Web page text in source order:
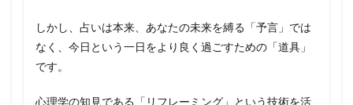
しかし、占いは本来、あなたの未来を縛る「予言」では
なく、今日という一日をより良く過ごすための「道具」
です。
心理学の知見である「リフレーミング」という技術を活